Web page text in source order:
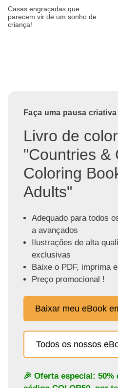
Casas engraçadas que
parecem vir de um sonho de
criança!
Faça uma pausa
Livro de
"Countries &
Coloring
Adults"
Adequado para todos
a avançados
Ilustrações de alta
exclusivas
Baixe o PDF, imprima
Preço promocional !
Baixar meu eBook
Todos os nossos
🎉 Oferta especial: